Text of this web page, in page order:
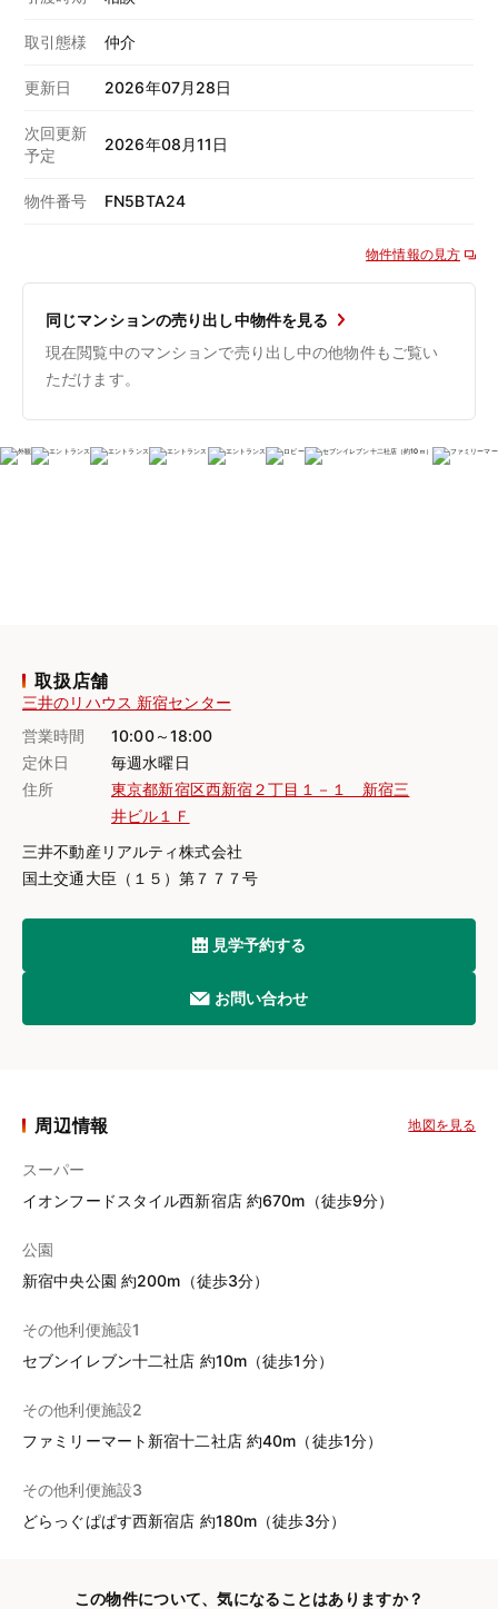
取引態様 仲介
更新日 2026年07月28日
次回更新
予定
2026年08月11日
物件番号 FN5BTA24
物件情報の見方
同じマンションの売り出し中物件を見る
現在閲覧中のマンションで売り出し中の他物件もご覧い
ただけます。
取扱店舗
三井のリハウス 新宿センター
営業時間
10:00～18:00
定休日
毎週水曜日
住所
東京都新宿区西新宿２丁目１－１ 新宿三
井ビル１Ｆ
三井不動産リアルティ株式会社
国土交通大臣（１５）第７７７号
見学予約する
お問い合わせ
周辺情報 地図を見る
スーパー
イオンフードスタイル西新宿店 約670m（徒歩9分）
公園
新宿中央公園 約200m（徒歩3分）
その他利便施設1
セブンイレブン十二社店 約10m（徒歩1分）
その他利便施設2
ファミリーマート新宿十二社店 約40m（徒歩1分）
その他利便施設3
どらっぐぱぱす西新宿店 約180m（徒歩3分）
この物件について、気になることはありますか？